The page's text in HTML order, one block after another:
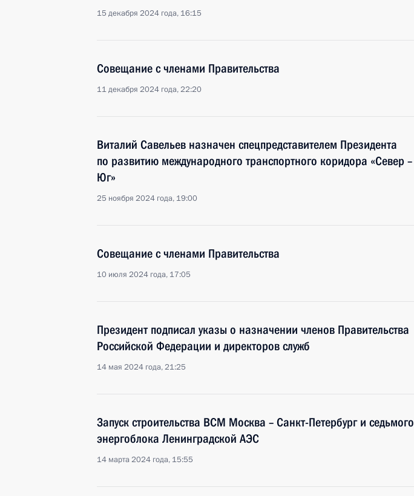
15 декабря 2024 года, 16:15
Совещание с членами Правительства
11 декабря 2024 года, 22:20
Виталий Савельев назначен спецпредставителем Президента
по развитию международного транспортного коридора «Север –
Юг»
25 ноября 2024 года, 19:00
Совещание с членами Правительства
10 июля 2024 года, 17:05
Президент подписал указы о назначении членов Правительства
Российской Федерации и директоров служб
14 мая 2024 года, 21:25
Запуск строительства ВСМ Москва – Санкт-Петербург и седьмого
энергоблока Ленинградской АЭС
14 марта 2024 года, 15:55